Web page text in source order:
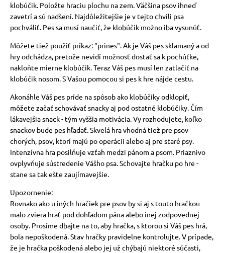
klobúčik. Položte hraciu plochu na zem. Väčšina psov ihneď
zavetrí a sú nadšení. Najdôležitejšie je v tejto chvíli psa
pochváliť. Pes sa musí naučiť, že klobúčik možno iba vysunúť.
Môžete tiež použiť príkaz: "prines". Ak je Váš pes sklamaný a od
hry odchádza, pretože nevidí možnosť dostať sa k pochúťke,
nakloňte mierne klobúčik. Teraz Váš pes musí len zatlačiť na
klobúčik nosom. S Vašou pomocou si pes k hre nájde cestu.
Akonáhle Váš pes príde na spôsob ako klobúčiky odklopiť,
môžete začať schovávať snacky aj pod ostatné klobúčiky. Čím
lákavejšia snack - tým vyššia motivácia. Vy rozhodujete, koľko
snackov bude pes hľadať. Skvelá hra vhodná tiež pre psov
chorých, psov, ktorí majú po operácii alebo aj pre staré psy.
Intenzívna hra posilňuje vzťah medzi pánom a psom. Priaznivo
ovplyvňuje sústredenie Vášho psa. Schovajte hračku po hre -
stane sa tak ešte zaujímavejšie.
Upozornenie:
Rovnako ako u iných hračiek pre psov by si aj s touto hračkou
malo zviera hrať pod dohľadom pána alebo inej zodpovednej
osoby. Prosíme dbajte na to, aby hračka, s ktorou si Váš pes hrá,
bola nepoškodená. Stav hračky pravidelne kontrolujte. V prípade,
že je hračka poškodená alebo jej už chýbajú niektoré súčasti,